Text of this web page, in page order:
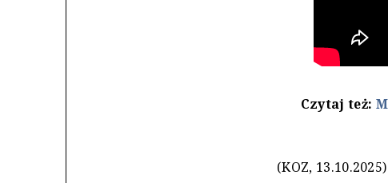
Czytaj też:
(KOZ, 13.10.2025)